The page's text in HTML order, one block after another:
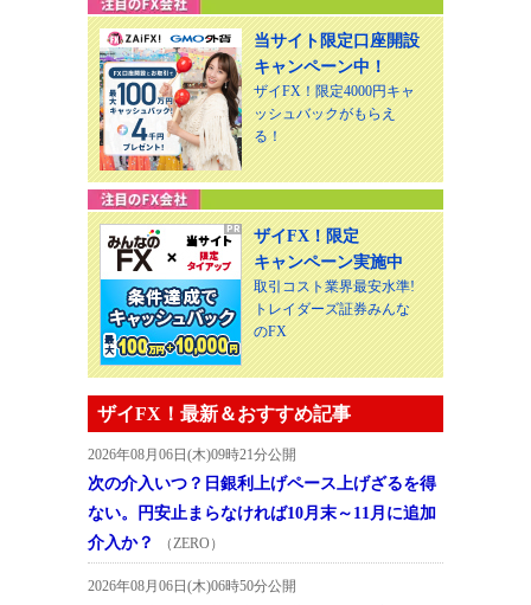
当サイト限定口座開設
キャンペーン中！
ザイFX！限定4000円キャ
ッシュバックがもらえ
る！
ザイFX！限定
キャンペーン実施中
取引コスト業界最安水準!
トレイダーズ証券みんな
のFX
ザイFX！最新＆おすすめ記事
2026年08月06日(木)09時21分公開
次の介入いつ？日銀利上げペース上げざるを得
ない。円安止まらなければ10月末～11月に追加
介入か？
（ZERO）
2026年08月06日(木)06時50分公開